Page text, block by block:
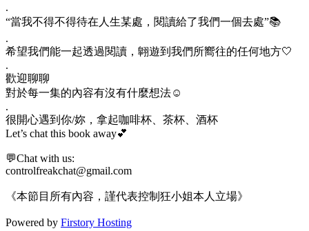
.
“當我不得不得待在人生某處，閱讀給了我們一個去處”📚
.
希望我們能一起透過閱讀，翺遊到我們所嚮往的任何地方🤍
.
歡迎聊聊
對於每一集的內容有沒有什麼想法☺
.
很開心遇到你/妳，拿起咖啡杯、茶杯、酒杯
Let’s chat this book away💕
💬Chat with us:
controlfreakchat@gmail.com
《本節目所有內容，謹代表控制狂小姐本人立場》
Powered by Firstory Hosting